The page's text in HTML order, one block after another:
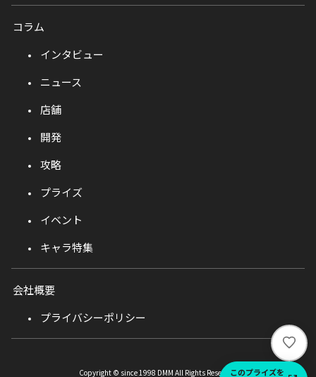
い
い
このプライズを
コラム
インタビュー
ニュース
店舗
開発
攻略
プライズ
イベント
キャラ特集
会社概要
プライバシーポリシー
Copyright © since 1998 DMM All Rights Reserved.